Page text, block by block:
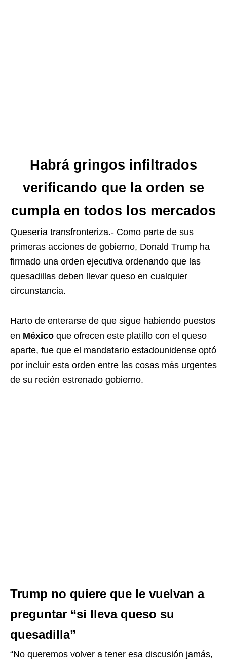
Habrá gringos infiltrados
verificando que la orden se
cumpla en todos los mercados
Quesería transfronteriza.- Como parte de sus
primeras acciones de gobierno, Donald Trump ha
firmado una orden ejecutiva ordenando que las
quesadillas deben llevar queso en cualquier
circunstancia.
Harto de enterarse de que sigue habiendo puestos
en México que ofrecen este platillo con el queso
aparte, fue que el mandatario estadounidense optó
por incluir esta orden entre las cosas más urgentes
de su recién estrenado gobierno.
Trump no quiere que le vuelvan a
preguntar “si lleva queso su
quesadilla”
“No queremos volver a tener esa discusión jamás,